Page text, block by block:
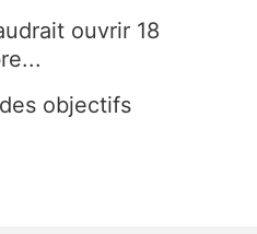
ouvrir 18
objectifs